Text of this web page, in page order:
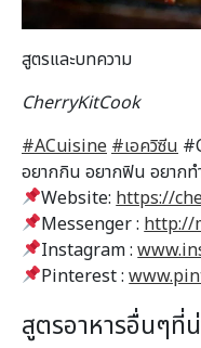
สูตรและบทความ
CherryKitCook
#ACuisine #เอควิซีน
อยากกิน อยากฟิน อยากท
Website: https://
Messenger : http://
Instagram :
Pinterest :
สูตรอาหารอื่นๆที่